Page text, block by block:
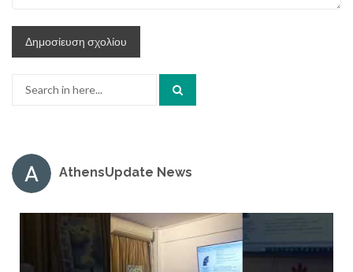
AthensUpdate News